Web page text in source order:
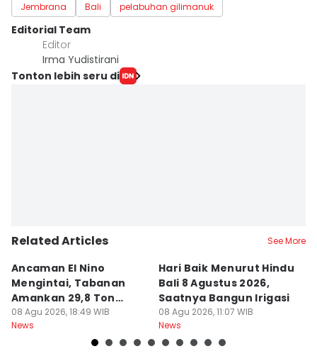
Jembrana Bali pelabuhan gilimanuk
Editorial Team
Editor
Irma Yudistirani
Tonton lebih seru di
Related Articles See More
Ancaman El Nino
Mengintai, Tabanan
Amankan 29,8 Ton
Beras
08 Agu 2026, 18:49 WIB
News
Hari Baik Menurut Hindu
Bali 8 Agustus 2026,
Saatnya Bangun Irigasi
08 Agu 2026, 11:07 WIB
News